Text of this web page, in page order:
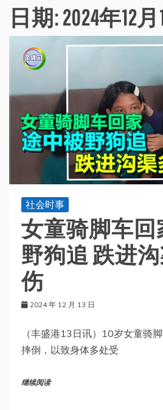
日期:2024年12月
社会时事
女童骑脚车回
野狗追 跌进
伤
2024 年 12 月 13 日
（丰盛港13日讯）10岁女童骑
摔倒，以致身体多处受
继续阅读